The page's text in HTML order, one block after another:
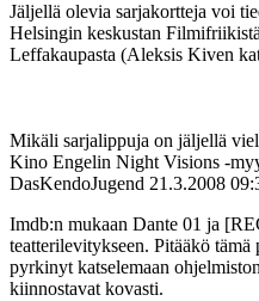
Jäljellä olevia sarjakortteja voi
Helsingin keskustan
Leffakaupasta (Aleksis Kiven
Mikäli sarjalippuja on jäljellä
Kino Engelin Night Visions
DasKendoJugend 21.3.2008
Imdb:n mukaan Dante 01 ja
teatterilevitykseen. Pitääkö tämä
pyrkinyt katselemaan
kiinnostavat kovasti.